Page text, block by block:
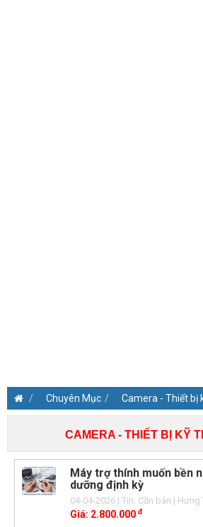
Chuyên Mục Camera - Thiết bị
CAMERA - THIẾT BỊ KỸ
Máy trợ thính muốn bền
dưỡng định kỳ
04-04-2026| Tin: Cần bán | Hưng
Giá: 2.800.000 đ